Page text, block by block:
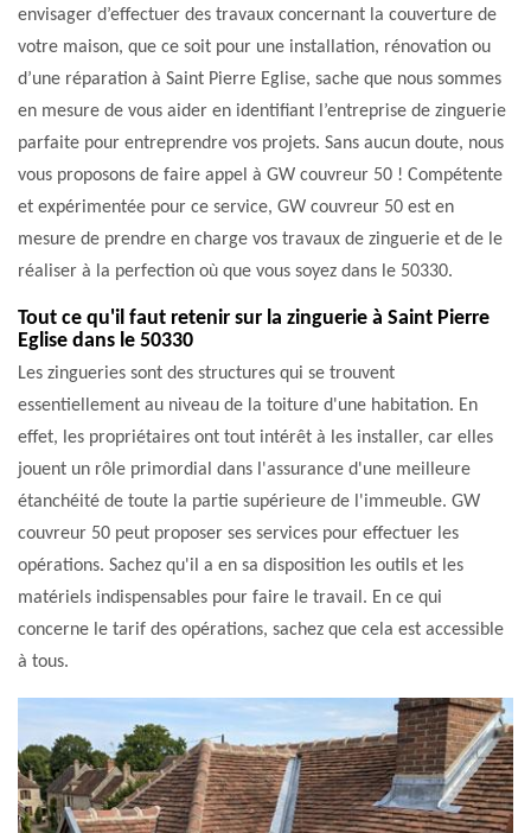
envisager d’effectuer des travaux concernant la couverture de
votre maison, que ce soit pour une installation, rénovation ou
d’une réparation à Saint Pierre Eglise, sache que nous sommes
en mesure de vous aider en identifiant l’entreprise de zinguerie
parfaite pour entreprendre vos projets. Sans aucun doute, nous
vous proposons de faire appel à GW couvreur 50 ! Compétente
et expérimentée pour ce service, GW couvreur 50 est en
mesure de prendre en charge vos travaux de zinguerie et de le
réaliser à la perfection où que vous soyez dans le 50330.
Tout ce qu'il faut retenir sur la zinguerie à Saint Pierre
Eglise dans le 50330
Les zingueries sont des structures qui se trouvent
essentiellement au niveau de la toiture d'une habitation. En
effet, les propriétaires ont tout intérêt à les installer, car elles
jouent un rôle primordial dans l'assurance d'une meilleure
étanchéité de toute la partie supérieure de l'immeuble. GW
couvreur 50 peut proposer ses services pour effectuer les
opérations. Sachez qu'il a en sa disposition les outils et les
matériels indispensables pour faire le travail. En ce qui
concerne le tarif des opérations, sachez que cela est accessible
à tous.